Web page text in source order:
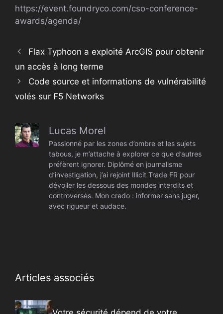
https://event.foundryco.com/cso-conference-
awards/agenda/
Flax Typhoon a exploité ArcGIS pour obtenir
un accès à long terme
Code source et informations de vulnérabilité
volés sur F5 Networks
Lucas Morel
Passionné par les zones d’ombre et les sujets
tabous, je m’attache à explorer ce que d’autres
préfèrent ignorer. Diplômé en journalisme
d’investigation, j’ai rejoint Illicit Trade FR pour
dévoiler les dessous des mondes interdits et
controversés. Mon credo : informer sans juger,
avec rigueur et audace.
Articles associés